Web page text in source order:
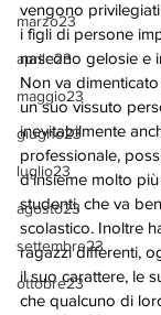
marzo23
aprile23
maggio23
giugno23
luglio23
agosto23
settembre23
ottobre23
vengono
i figli di persone
nascono gelosie e
Non va
un suo vissuto
inevitabilmente
professionale,
d’insieme molto
studenti, che va
scolastico. Inoltre
ragazzi differenti,
il suo carattere, le
che qualcuno di